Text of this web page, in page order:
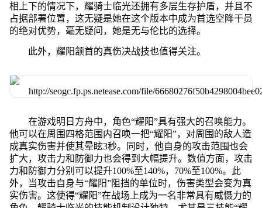
相上下的情况下，耀骑士临光还拥有多层生存护盾，并且不
占据部署位置，这无疑是她在这个版本中成为首选空降干员
的绝对优势，毫无疑问，她是无与伦比的选择。
此外，耀阳颔首的真伤决战技也值得关注。
在游戏明日方舟中，角色“耀阳”具有强大的召唤能力。
他可以在周围四格范围内召唤一把“耀阳”，对周围的敌人造
成真实伤害并使其晕眩3秒。同时，他自身的攻击范围也会
扩大，攻击力和防御力也会得到大幅提升。数值方面，攻击
力和防御力分别可以提升100%至140%，70%至100%。此
外，当攻击自身与“耀阳”阻挡的单位时，伤害类型会变为真
实伤害。这使得“耀阳”在战场上成为一名非常具有威慑力的